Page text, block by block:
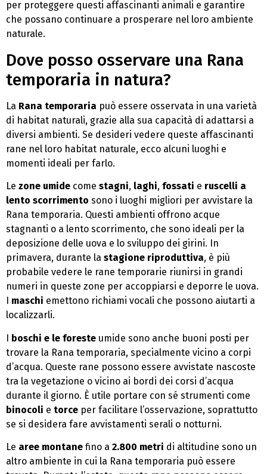
per proteggere questi affascinanti animali e garantire
che possano continuare a prosperare nel loro ambiente
naturale.
Dove posso osservare una Rana
temporaria in natura?
La Rana temporaria può essere osservata in una varietà
di habitat naturali, grazie alla sua capacità di adattarsi a
diversi ambienti. Se desideri vedere queste affascinanti
rane nel loro habitat naturale, ecco alcuni luoghi e
momenti ideali per farlo.
Le zone umide come stagni, laghi, fossati e ruscelli a
lento scorrimento sono i luoghi migliori per avvistare la
Rana temporaria. Questi ambienti offrono acque
stagnanti o a lento scorrimento, che sono ideali per la
deposizione delle uova e lo sviluppo dei girini. In
primavera, durante la stagione riproduttiva, è più
probabile vedere le rane temporarie riunirsi in grandi
numeri in queste zone per accoppiarsi e deporre le uova.
maschi emettono richiami vocali che possono aiutarti a
localizzarli.
I boschi e le foreste umide sono anche buoni posti per
trovare la Rana temporaria, specialmente vicino a corpi
d’acqua. Queste rane possono essere avvistate nascoste
tra la vegetazione o vicino ai bordi dei corsi d’acqua
durante il giorno. È utile portare con sé strumenti come
binocoli e torce per facilitare l’osservazione, soprattutto
se si desidera fare avvistamenti serali o notturni.
Le aree montane fino a 2.800 metri di altitudine sono un
altro ambiente in cui la Rana temporaria può essere